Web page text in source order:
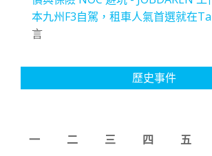
本九州F3自駕，租車人氣首選就在
言
歷史事件
一
二 三 四 五